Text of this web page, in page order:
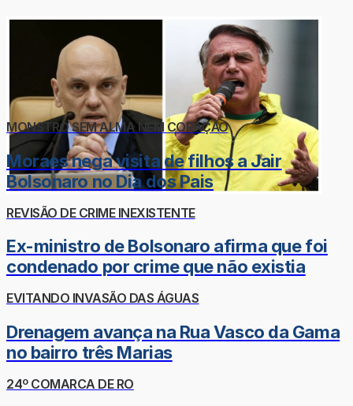
MONSTRO SEM ALMA NEM CORAÇÃO
Moraes nega visita de filhos a Jair
Bolsonaro no Dia dos Pais
REVISÃO DE CRIME INEXISTENTE
Ex-ministro de Bolsonaro afirma que foi
condenado por crime que não existia
EVITANDO INVASÃO DAS ÁGUAS
Drenagem avança na Rua Vasco da Gama
no bairro três Marias
24º COMARCA DE RO